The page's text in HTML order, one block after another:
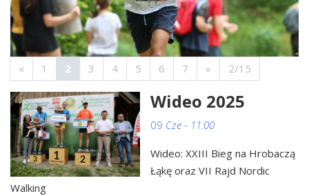
« 1 2 3 4 5 6 7 » 2/15
Wideo 2025
09 Cze - 11:00
Wideo: XXIII Bieg na Hrobaczą
Łąkę oraz VII Rajd Nordic
Walking